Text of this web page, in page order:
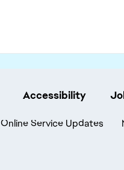
Accessibility
Online Service Updates